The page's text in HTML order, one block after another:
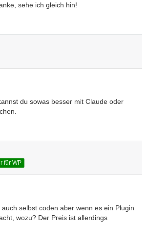
sehe ich gleich hin!
du sowas besser mit Claude oder
für WP
selbst coden aber wenn es ein Plugin
wozu? Der Preis ist allerdings